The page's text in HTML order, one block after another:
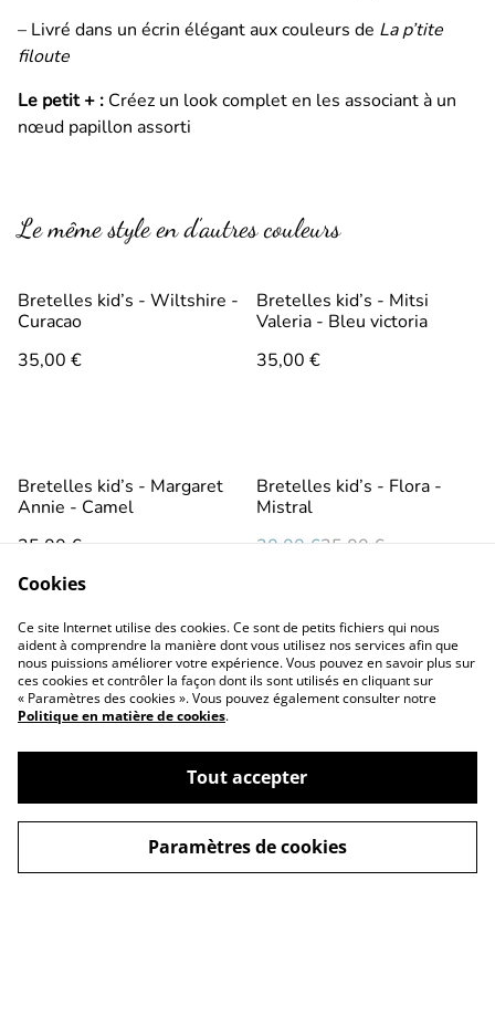
– Livré dans un écrin élégant aux couleurs de La p’tite
filoute
Le petit + : Créez un look complet en les associant à un
nœud papillon assorti
Le même style en d’autres couleurs
Bretelles kid’s - Wiltshire -
Curacao
35,00 €
Bretelles kid’s - Mitsi
Valeria - Bleu victoria
35,00 €
Bretelles kid’s - Margaret
Annie - Camel
35,00 €
%
Bretelles kid’s - Flora -
Mistral
20,00 €35,00 €
Conditions générales
Politique de
confidentialité
Cookies
Ce site Internet utilise des cookies. Ce sont de petits fichiers qui nous
aident à comprendre la manière dont vous utilisez nos services afin que
nous puissions améliorer votre expérience. Vous pouvez en savoir plus sur
ces cookies et contrôler la façon dont ils sont utilisés en cliquant sur
« Paramètres des cookies ». Vous pouvez également consulter notre
Politique en matière de cookies.
Tout accepter
Paramètres de cookies